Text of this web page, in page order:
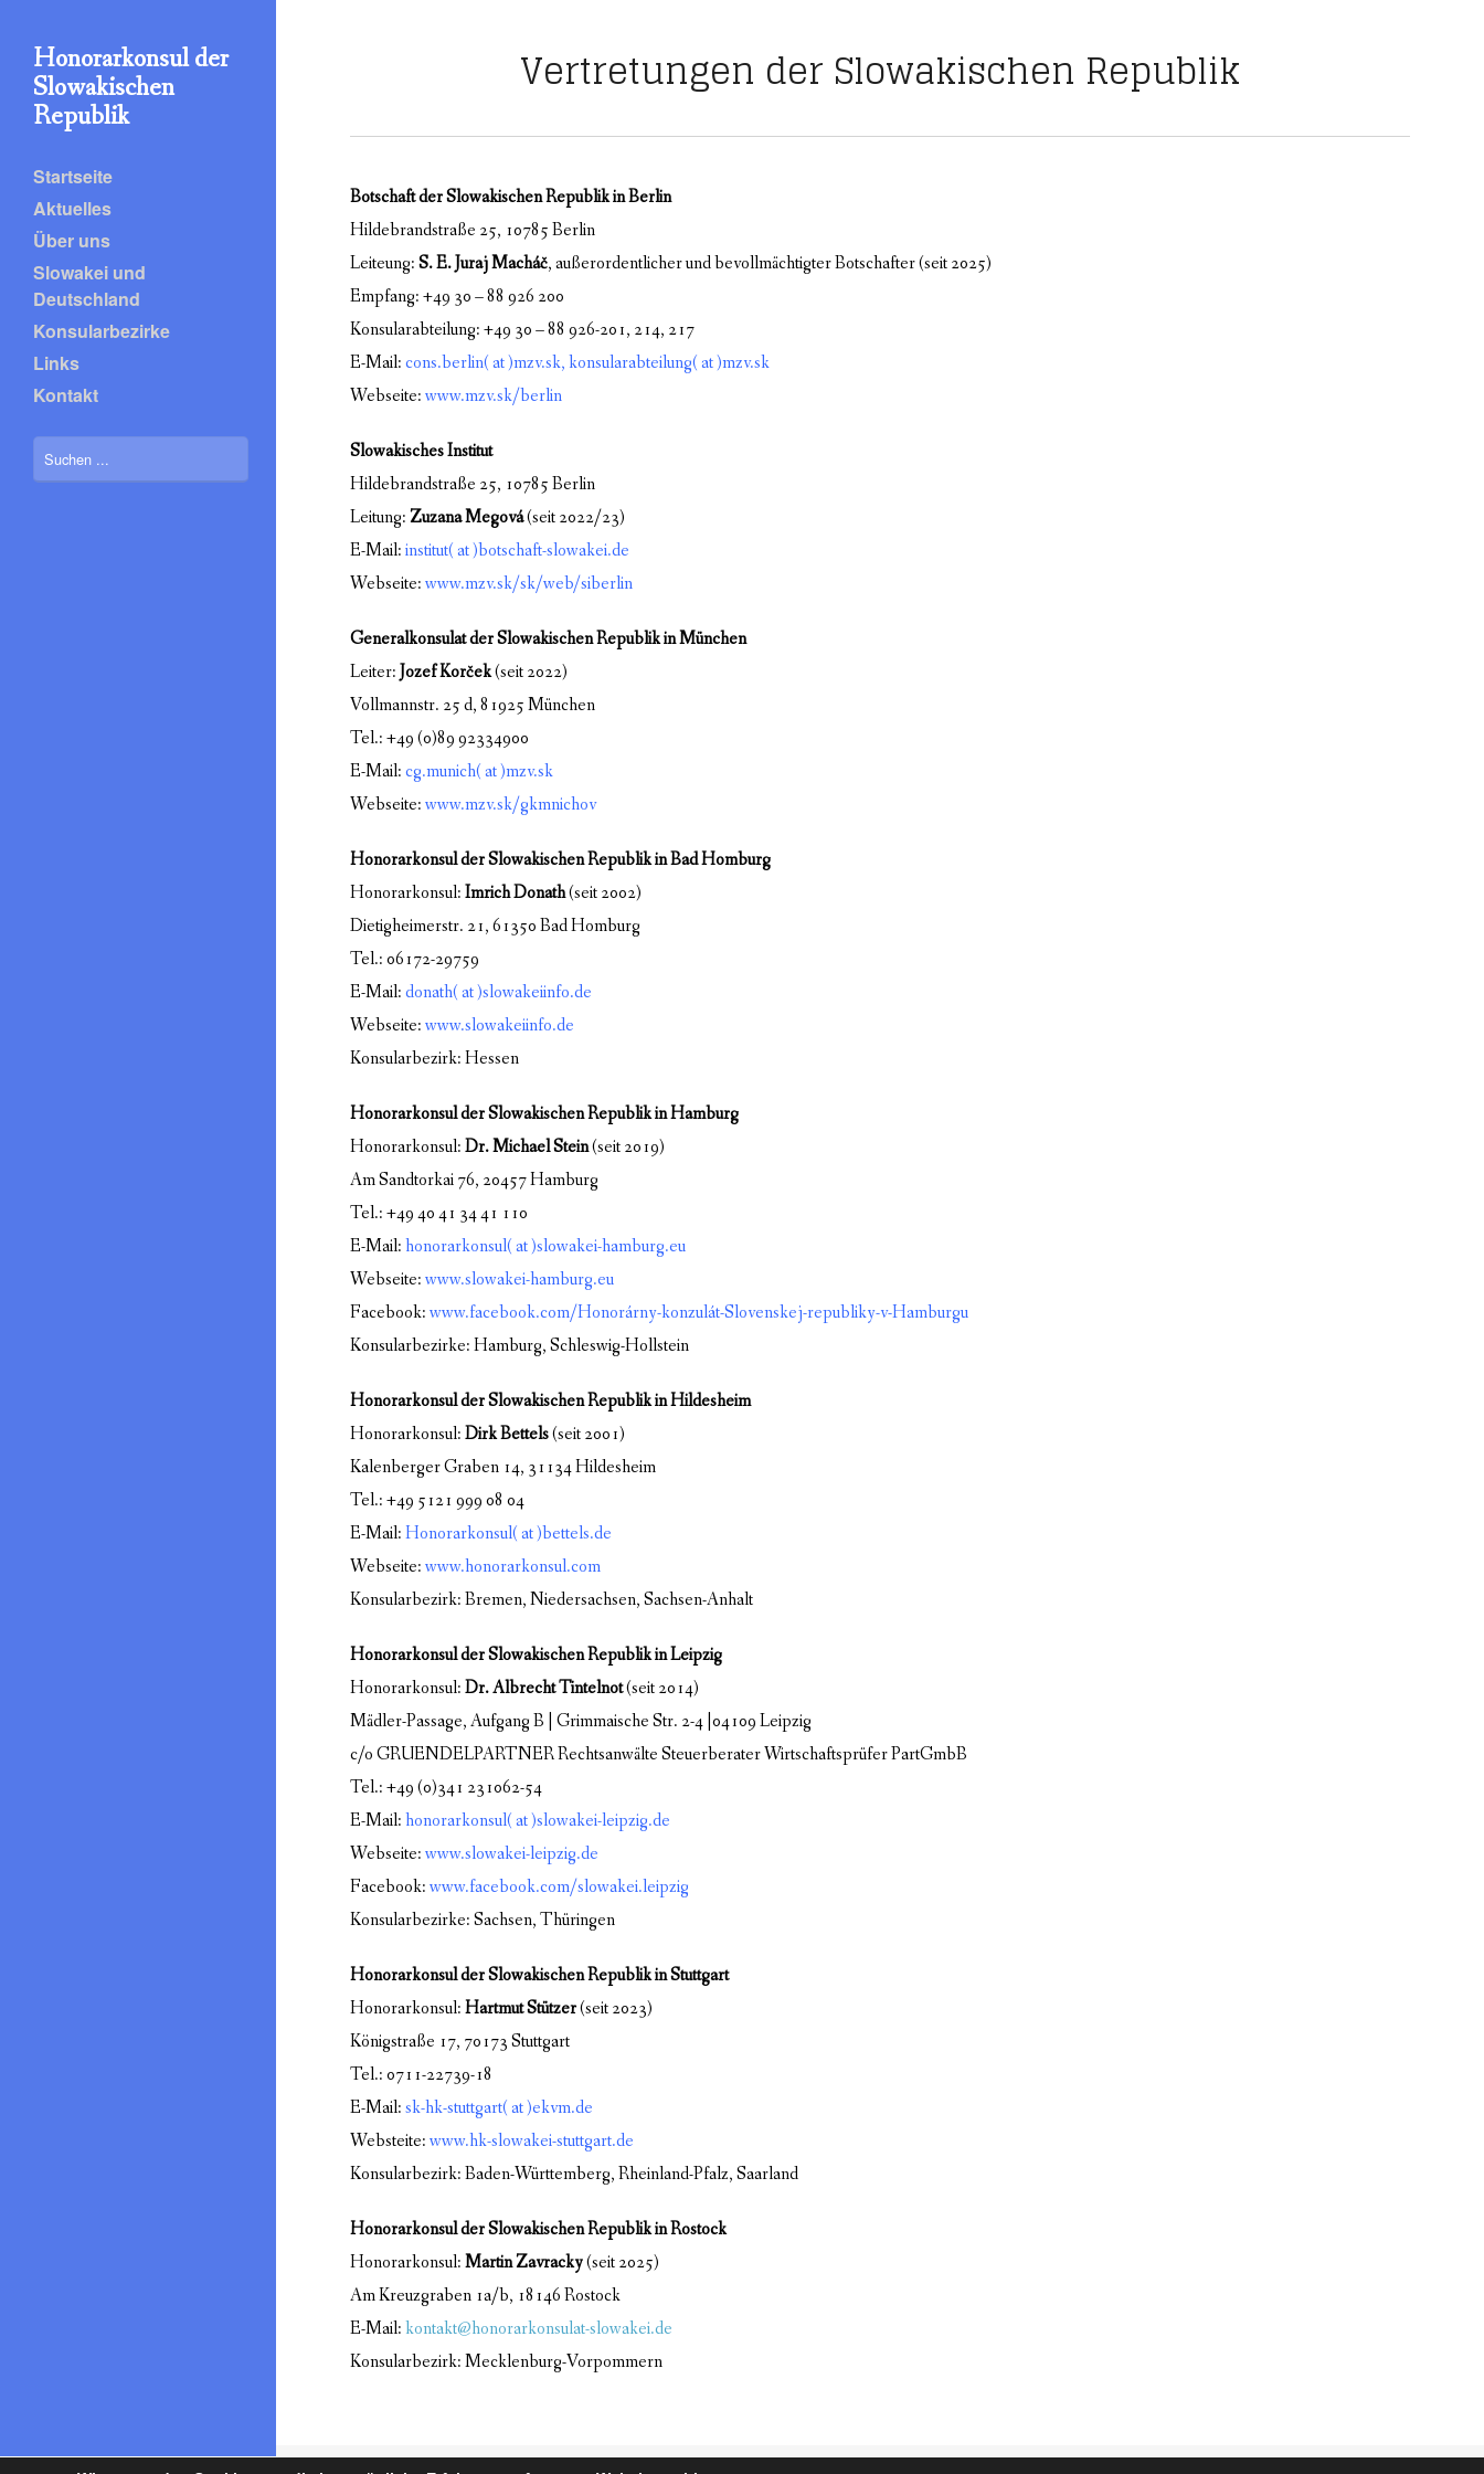
Honorarkonsul der
Slowakischen
Republik
Startseite
Aktuelles
Über uns
Slowakei und
Deutschland
Konsularbezirke
Links
Kontakt
Vertretungen der Slowakischen Republik
Botschaft der Slowakischen Republik in Berlin
Hildebrandstraße 25, 10785 Berlin
Leiteung:S. E. Juraj Macháč, außerordentlicher und bevollmächtigter Botschafter (seit 2025)
Empfang: +49 30 – 88 926 200
Konsularabteilung: +49 30 – 88 926-201, 214, 217
E-Mail:cons.berlin( at )mzv.sk,konsularabteilung( at )mzv.sk
Webseite:www.mzv.sk/berlin
Slowakisches Institut
Hildebrandstraße 25, 10785 Berlin
Leitung:Zuzana Megová(seit 2022/23)
E-Mail:institut( at )botschaft-slowakei.de
Webseite:www.mzv.sk/sk/web/siberlin
Generalkonsulat der Slowakischen Republik in München
Leiter:Jozef Korček(seit 2022)
Vollmannstr. 25 d, 81925 München
Tel.: +49 (0)89 92334900
E-Mail:cg.munich( at )mzv.sk
Webseite:www.mzv.sk/gkmnichov
Honorarkonsul der Slowakischen Republik in Bad Homburg
Honorarkonsul:Imrich Donath(seit 2002)
Dietigheimerstr. 21, 61350 Bad Homburg
Tel.: 06172-29759
E-Mail:donath( at )slowakeiinfo.de
Webseite:www.slowakeiinfo.de
Konsularbezirk: Hessen
Honorarkonsul der Slowakischen Republik in Hamburg
Honorarkonsul:Dr. Michael Stein(seit 2019)
Am Sandtorkai 76, 20457 Hamburg
Tel.: +49 40 41 34 41 110
E-Mail:honorarkonsul( at )slowakei-hamburg.eu
Webseite:www.slowakei-hamburg.eu
Facebook:www.facebook.com/Honorárny-konzulát-Slovenskej-republiky-v-Hamburgu
Konsularbezirke: Hamburg, Schleswig-Hollstein
Honorarkonsul der Slowakischen Republik in Hildesheim
Honorarkonsul:Dirk Bettels(seit 2001)
Kalenberger Graben 14, 31134 Hildesheim
Tel.: +49 5121 999 08 04
E-Mail:Honorarkonsul( at )bettels.de
Webseite:www.honorarkonsul.com
Konsularbezirk: Bremen, Niedersachsen, Sachsen-Anhalt
Honorarkonsul der Slowakischen Republik in Leipzig
Honorarkonsul:Dr. Albrecht Tintelnot(seit 2014)
Mädler-Passage, Aufgang B | Grimmaische Str. 2-4 |04109 Leipzig
c/o GRUENDELPARTNER Rechtsanwälte Steuerberater Wirtschaftsprüfer PartGmbB
Tel.: +49 (0)341 231062-54
E-Mail:honorarkonsul( at )slowakei-leipzig.de
Webseite:www.slowakei-leipzig.de
Facebook:www.facebook.com/slowakei.leipzig
Konsularbezirke: Sachsen, Thüringen
Honorarkonsul der Slowakischen Republik in Stuttgart
Honorarkonsul:Hartmut Stützer(seit 2023)
Königstraße 17, 70173 Stuttgart
Tel.: 0711-22739-18
E-Mail:sk-hk-stuttgart( at )ekvm.de
Websteite:www.hk-slowakei-stuttgart.de
Konsularbezirk: Baden-Württemberg, Rheinland-Pfalz, Saarland
Honorarkonsul der Slowakischen Republik in Rostock
Honorarkonsul:Martin Zavracky(seit 2025)
Am Kreuzgraben 1a/b, 18146 Rostock
E-Mail:kontakt@honorarkonsulat-slowakei.de
Konsularbezirk: Mecklenburg-Vorpommern